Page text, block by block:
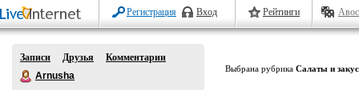
Регистрация Вход Рейтинги
Записи Друзья
Комментарии
Arnusha
Выбрана рубрика Салаты и